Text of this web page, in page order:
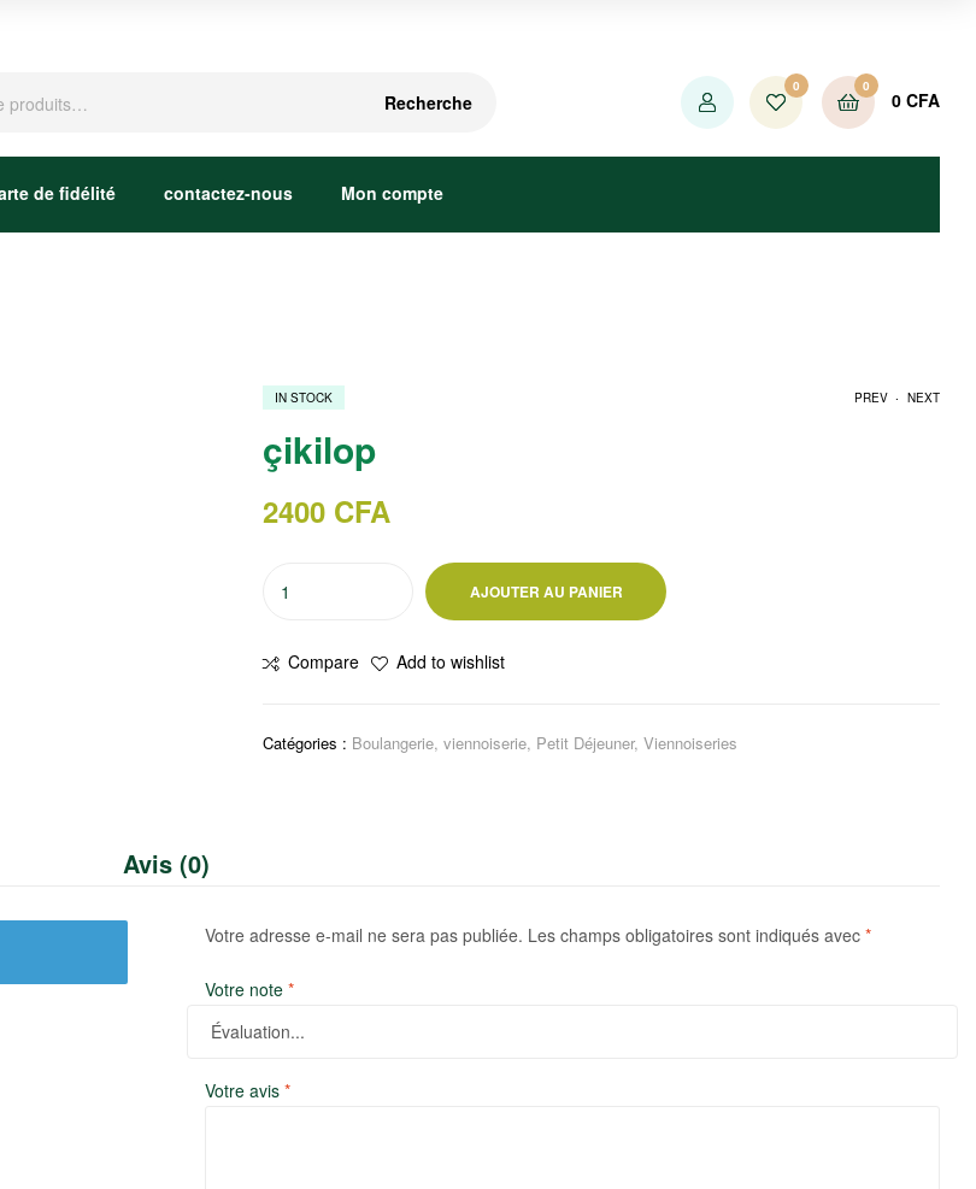
Recherche
0 0
0 CFA
de fidélité contactez-nous Mon compte
PREV . NEXT
IN STOCK
çikilop
2400 CFA
AJOUTER AU PANIER
Compare Add to wishlist
Catégories : Boulangerie, viennoiserie, Petit Déjeuner, Viennoiseries
Avis (0)
Votre adresse e-mail ne sera pas publiée. Les champs obligatoires sont indiqués avec *
Votre note *
Votre avis *